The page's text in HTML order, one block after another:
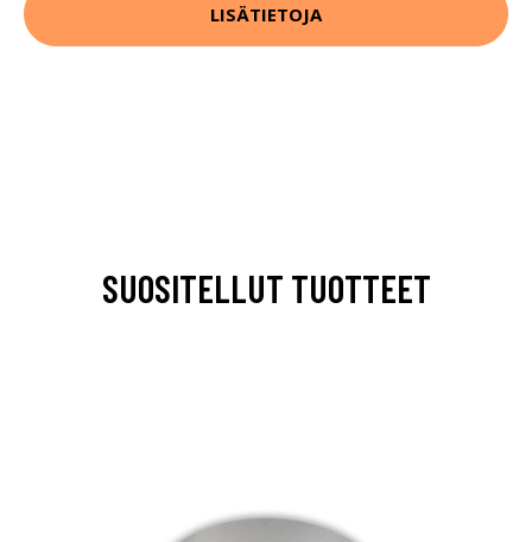
LISÄTIETOJA
SUOSITELLUT TUOTTEET